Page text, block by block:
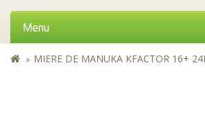
Menu
MIERE DE MANUKA KFACTOR 16+